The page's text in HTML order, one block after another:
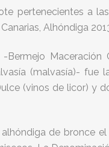
pertenecientes a
Alhóndiga
(malvasía)-
(vinos de licor) y
de bronce